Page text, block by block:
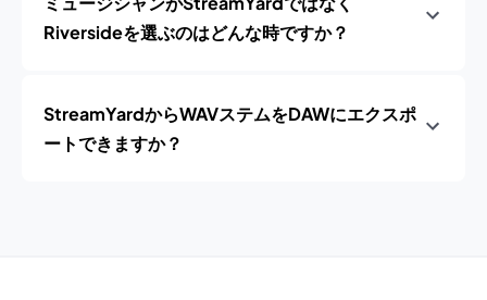
Riversideを選ぶのはどんな時ですか？
StreamYardからWAVステムをDAWにエクスポ
ートできますか？